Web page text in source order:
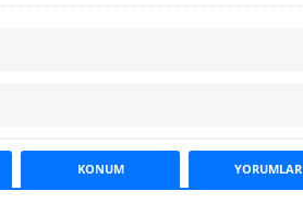
KONUM YORUMLAR